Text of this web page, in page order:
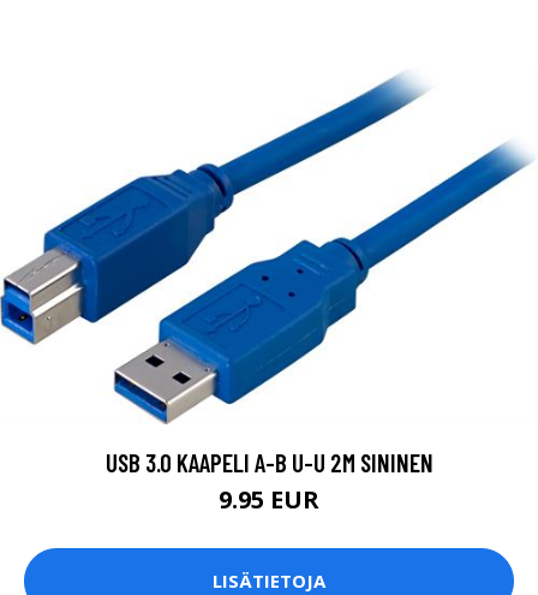
USB 3.0 KAAPELI A-B U-U 2M SININEN
9.95 EUR
LISÄTIETOJA